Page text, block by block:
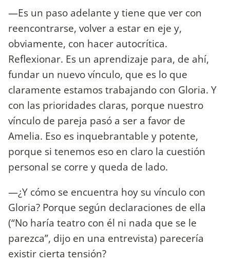
—Es un paso adelante y tiene que ver con
reencontrarse, volver a estar en eje y,
obviamente, con hacer autocrítica.
Reflexionar. Es un aprendizaje para, de ahí,
fundar un nuevo vínculo, que es lo que
claramente estamos trabajando con Gloria. Y
con las prioridades claras, porque nuestro
vínculo de pareja pasó a ser a favor de
Amelia. Eso es inquebrantable y potente,
porque si tenemos eso en claro la cuestión
personal se corre y queda de lado.
—¿Y cómo se encuentra hoy su vínculo con
Gloria? Porque según declaraciones de ella
(“No haría teatro con él ni nada que se le
parezca”, dijo en una entrevista) parecería
existir cierta tensión?